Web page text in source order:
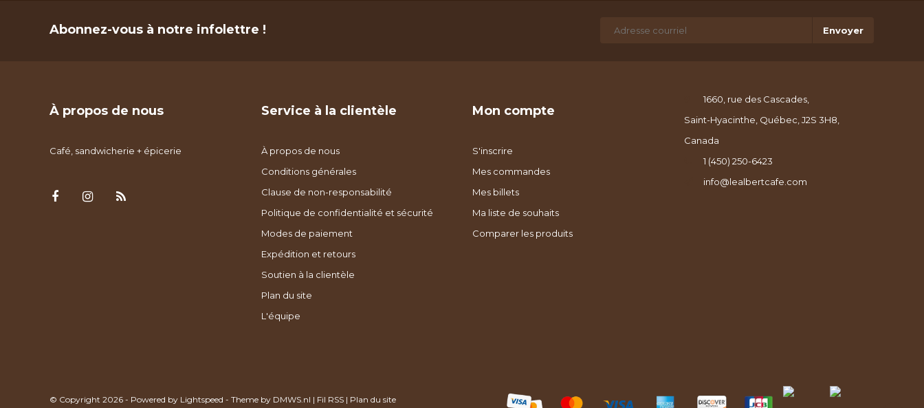
Abonnez-vous à notre infolettre ! Envoyer
À propos de nous
Café, sandwicherie + épicerie
Service à la clientèle
À propos de nous
Conditions générales
Clause de non-responsabilité
Politique de confidentialité et sécurité
Modes de paiement
Expédition et retours
Soutien à la clientèle
Plan du site
L'équipe
Mon compte
S'inscrire
Mes commandes
Mes billets
Ma liste de souhaits
Comparer les produits
1660, rue des Cascades,
Saint-Hyacinthe, Québec, J2S 3H8,
Canada
1 (450) 250-6423
info@lealbertcafe.com
© Copyright 2026 - Powered by Lightspeed - Theme by DMWS.nl | Fil RSS | Plan du site